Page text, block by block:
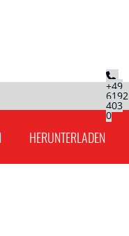
+49
6192
403
0
HERUNTERLADEN
Hauptseite »